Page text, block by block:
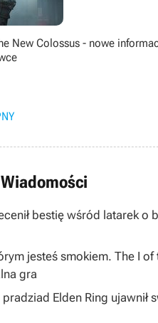
New Colossus - nowe
bestię wśród latarek
jesteś smokiem. The I
gra
Elden Ring